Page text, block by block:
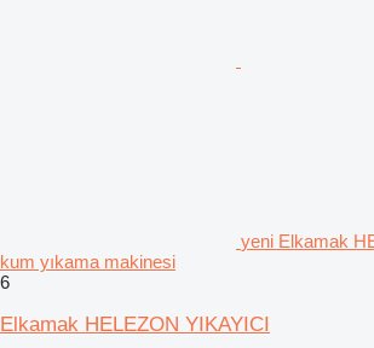
yeni Elkamak
kum yıkama makinesi
6
Elkamak HELEZON YIKAYICI